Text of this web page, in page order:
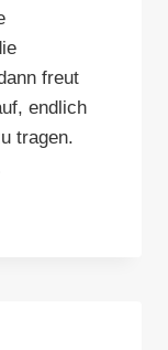
freut
endlich
tragen.